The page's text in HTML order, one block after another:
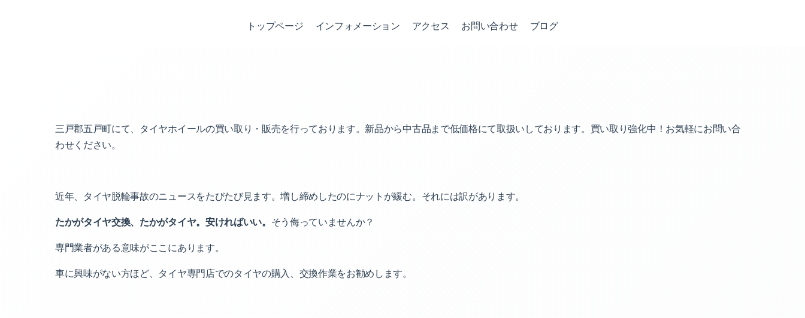
トップページ インフォメーション アクセス お問い合わせ ブログ
三戸郡五戸町にて、タイヤホイールの買い取り・販売を行っております。新品から中古品まで低価格にて取扱いしております。買い取り強化中！お気軽にお問い合
わせください。
近年、タイヤ脱輪事故のニュースをたびたび見ます。増し締めしたのにナットが緩む。それには訳があります。
たかがタイヤ交換、たかがタイヤ。安ければいい。 そう侮っていませんか？
専門業者がある意味がここにあります。
車に興味がない方ほど、タイヤ専門店でのタイヤの購入、交換作業をお勧めします。